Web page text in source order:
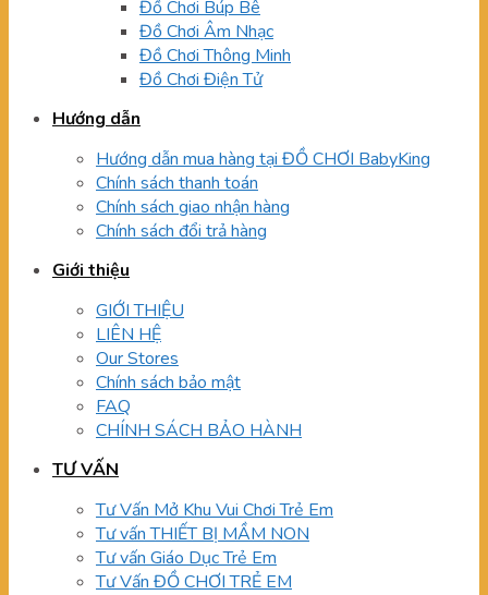
Đồ Chơi Búp Bê
Đồ Chơi Âm Nhạc
Đồ Chơi Thông Minh
Đồ Chơi Điện Tử
Hướng dẫn
Hướng dẫn mua hàng tại ĐỒ CHƠI BabyKing
Chính sách thanh toán
Chính sách giao nhận hàng
Chính sách đổi trả hàng
Giới thiệu
GIỚI THIỆU
LIÊN HỆ
Our Stores
Chính sách bảo mật
FAQ
CHÍNH SÁCH BẢO HÀNH
TƯ VẤN
Tư Vấn Mở Khu Vui Chơi Trẻ Em
Tư vấn THIẾT BỊ MẦM NON
Tư vấn Giáo Dục Trẻ Em
Tư Vấn ĐỒ CHƠI TRẺ EM